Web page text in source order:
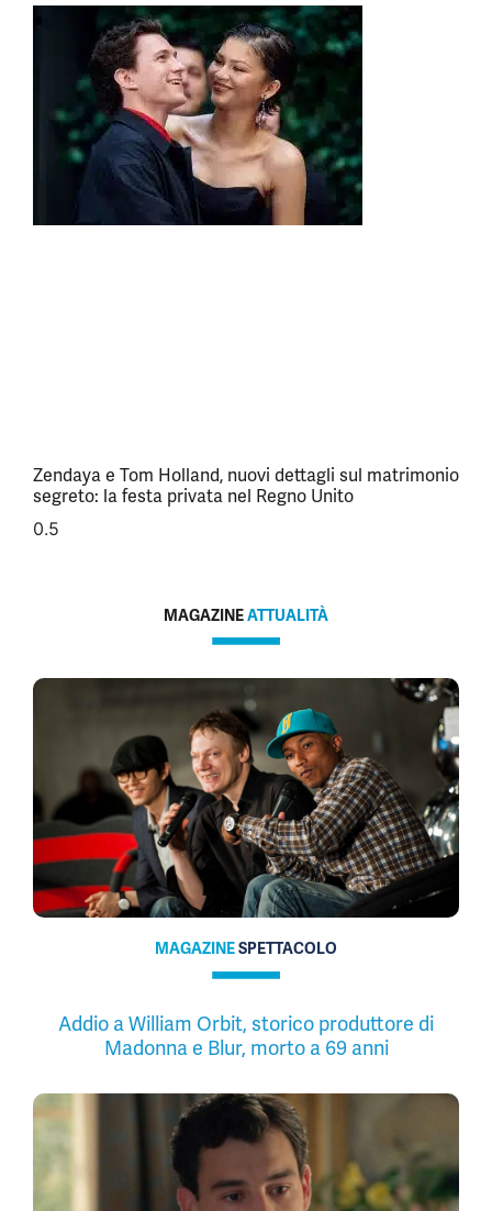
Zendaya e Tom Holland, nuovi dettagli sul matrimonio
segreto: la festa privata nel Regno Unito
MAGAZINEATTUALITÀ
MAGAZINESPETTACOLO
Addio a William Orbit, storico produttore di
Madonna e Blur, morto a 69 anni